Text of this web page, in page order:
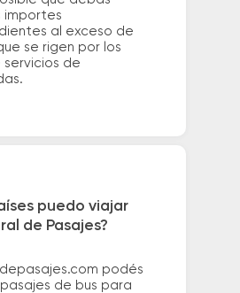
importes
al exceso de
se rigen por los
de
puedo viajar
de Pasajes?
podés
de bus para